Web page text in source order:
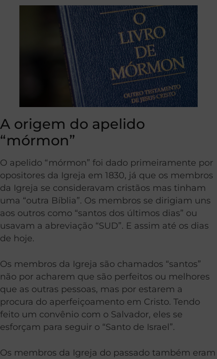
A origem do apelido
“mórmon”
O apelido “mórmon” foi dado primeiramente por
opositores da Igreja em 1830, já que os membros
da Igreja se consideravam cristãos mas tinham
uma “outra Bíblia”. Os membros se dirigiam uns
aos outros como “santos dos últimos dias” ou
usavam a abreviação “SUD”. E assim até os dias
de hoje.
Os membros da Igreja são chamados “santos”
não por acharem que são perfeitos ou melhores
que as outras pessoas, mas por estarem a
procura do aperfeiçoamento em Cristo. Tendo
feito um convênio com o Salvador, eles se
esforçam para seguir o “Santo de Israel”.
Os membros da Igreja do passado também eram